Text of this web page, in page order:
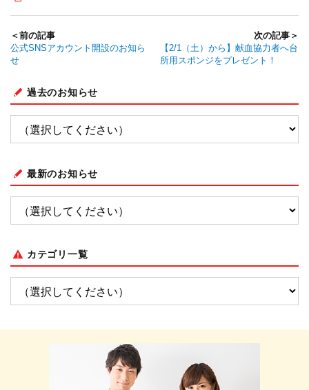
＜前の記事
公式SNSアカウント開設のお知ら
せ
次の記事＞
【2/1（土）から】献血協力者へ台
所用スポンジをプレゼント！
過去のお知らせ
最新のお知らせ
カテゴリ一覧